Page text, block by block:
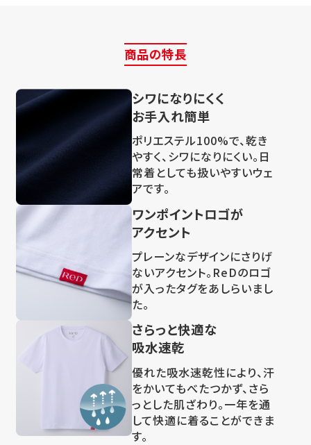
商品の特長
シワになりにくく
お手入れ簡単
ポリエステル100%で、乾き
やすく、シワになりにくい。日
常着としても扱いやすいウェ
アです。
ワンポイントロゴが
アクセント
プレーンなデザインにさりげ
ないアクセント。ReDのロゴ
が入ったタグをあしらいまし
た。
さらっと快適な
吸水速乾
優れた吸水速乾性により、汗
をかいてもべたつかず、さら
っとした肌ざわり。一年を通
して快適に着ることができま
す。